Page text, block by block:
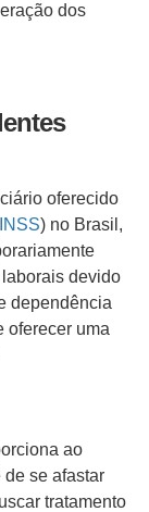
dos
oferecido
INSS) no Brasil,
devido
dependência
oferecer uma
ao
se afastar
tratamento